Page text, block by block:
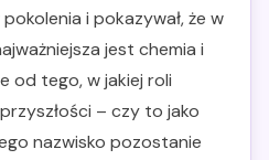
i pokazywał, że w
jest chemia i
od tego, w jakiej roli
– czy to jako
nazwisko pozostanie